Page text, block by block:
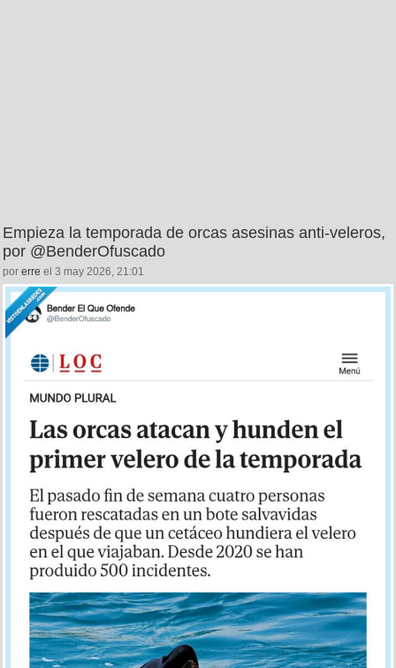
Empieza la temporada de orcas asesinas anti-veleros,
por @BenderOfuscado
por erre el 3 may 2026, 21:01